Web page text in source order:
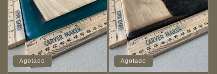
Agotado Agotado